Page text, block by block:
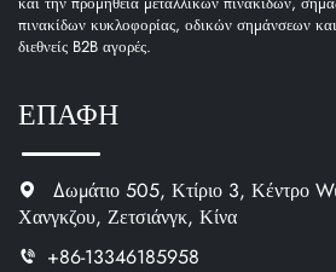
πινακίδων κυκλοφορίας, οδικών σημάνσεων
διεθνείς B2B αγορές.
ΕΠΑΦΗ
Δωμάτιο 505, Κτίριο 3, Κέντρο
Χανγκζου, Ζετσιάνγκ, Κίνα
+86-13346185958